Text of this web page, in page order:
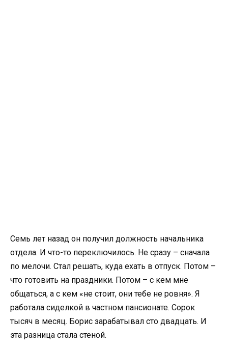
Семь лет назад он получил должность начальника
отдела. И что-то переключилось. Не сразу – сначала
по мелочи. Стал решать, куда ехать в отпуск. Потом –
что готовить на праздники. Потом – с кем мне
общаться, а с кем «не стоит, они тебе не ровня». Я
работала сиделкой в частном пансионате. Сорок
тысяч в месяц. Борис зарабатывал сто двадцать. И
эта разница стала стеной.